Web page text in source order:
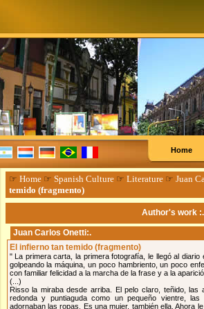
Home
☞ Home☞ Spanish Culture☞ Literature☞ Juan
temido (fragmento)
Author's work :.
Juan Carlos Onetti:.
El infierno tan temido (fragmento)
" La primera carta, la primera fotografía, le llegó al
golpeando la máquina, un poco hambriento, un poco
con familiar felicidad a la marcha de la frase y a la
(...)
Risso la miraba desde arriba. El pelo claro, teñido, las
redonda y puntiaguda como un pequeño vientre,
adornaban las ropas. Es una mujer, también ella. Ahora